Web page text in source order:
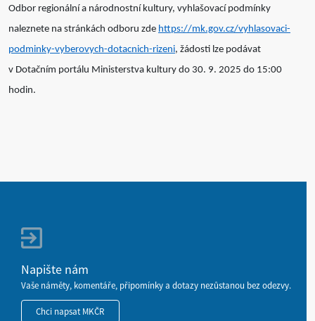
Odbor regionální a národnostní kultury, vyhlašovací podmínky
naleznete na stránkách odboru zde https://mk.gov.cz/vyhlasovaci-
podminky-vyberovych-dotacnich-rizeni, žádosti lze podávat
v Dotačním portálu Ministerstva kultury do 30. 9. 2025 do 15:00
hodin.
Napište nám
Vaše náměty, komentáře, připomínky a dotazy nezůstanou bez odezvy.
Chci napsat MKČR